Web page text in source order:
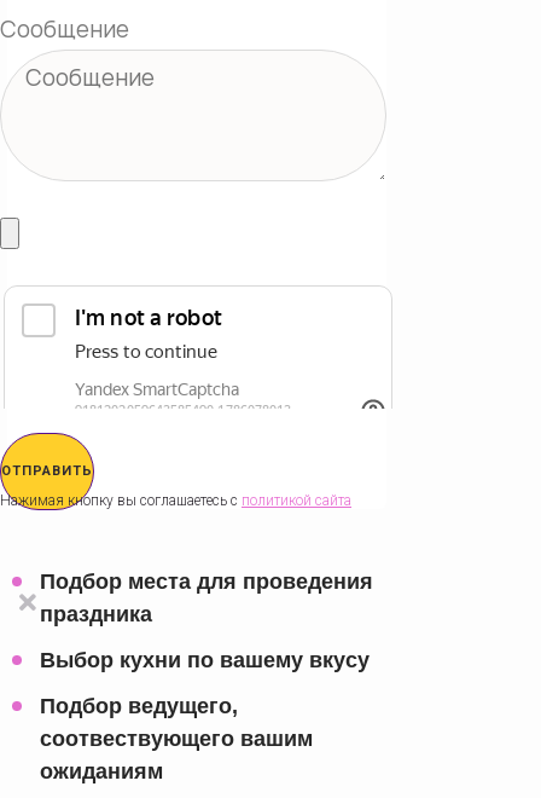
Сообщение
ОТПРАВИТЬ
Нажимая кнопку вы соглашаетесь с политикой сайта
Подбор места для проведения
праздника
Выбор кухни по вашему вкусу
Подбор ведущего,
соотвествующего вашим
ожиданиям